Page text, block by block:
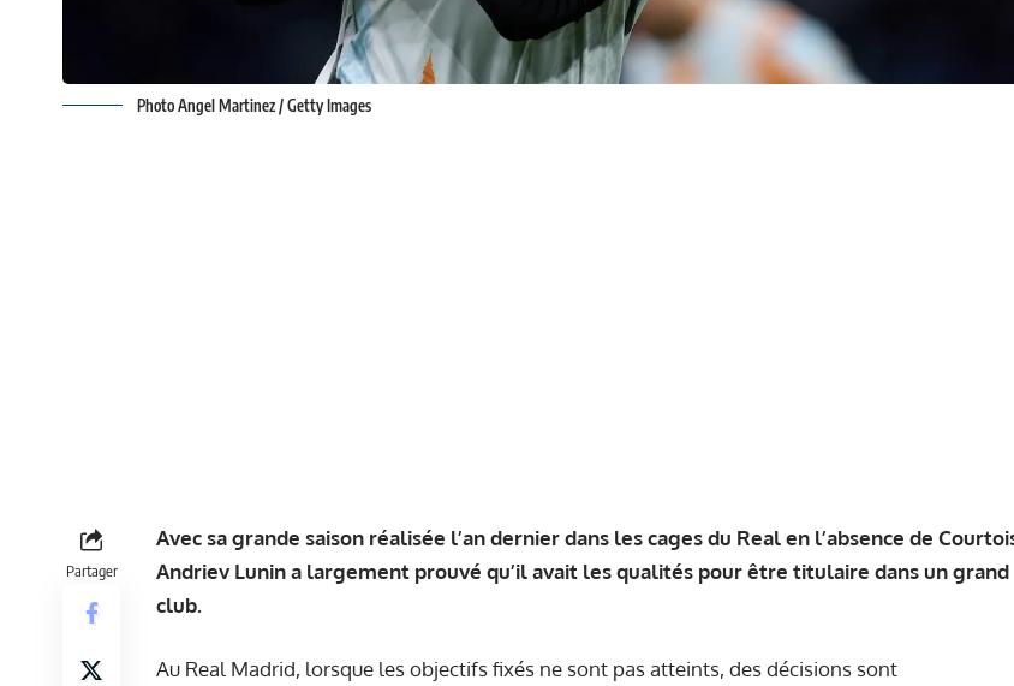
Photo Angel Martinez / Getty Images
Partager
Avec sa grande saison réalisée l’an dernier dans les cages du Real en l’absence de
Andriev Lunin a largement prouvé qu’il avait les qualités pour être titulaire dans un grand
club.
Au Real Madrid, lorsque les objectifs fixés ne sont pas atteints, des décisions sont